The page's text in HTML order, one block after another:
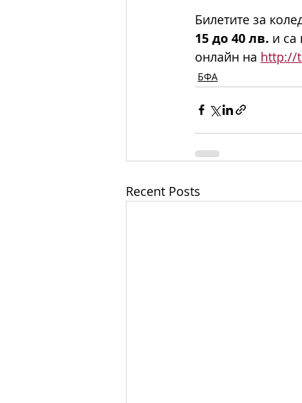
Билетите за
15 до 40 лв. и са
онлайн на http://
БФА
Recent Posts